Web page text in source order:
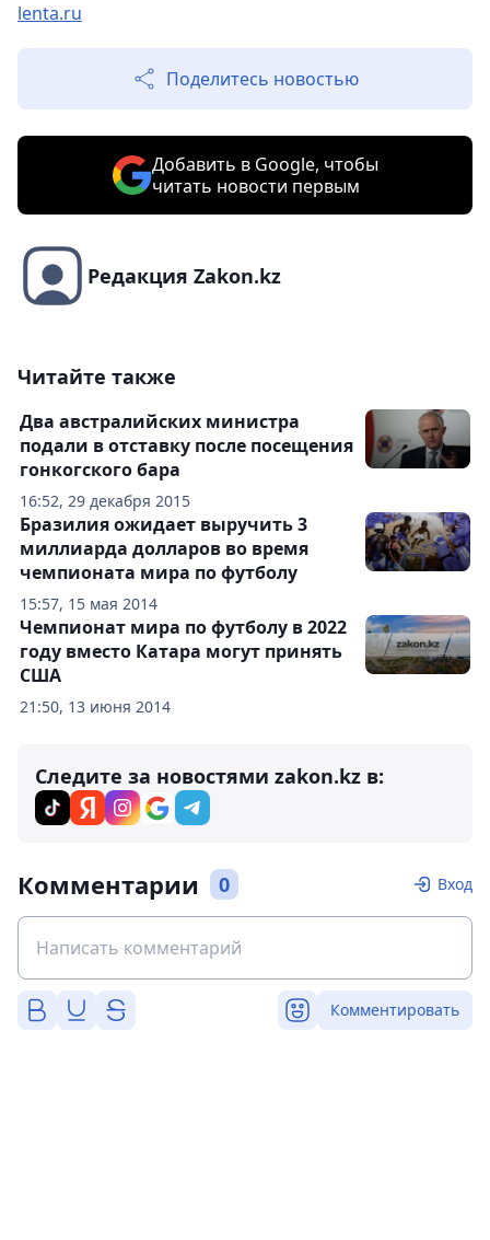
lenta.ru
Поделитесь новостью
Добавить в Google, чтобы
читать новости первым
Редакция Zakon.kz
Читайте также
16:52, 29 декабря 2015
Два австралийских министра
подали в отставку после посещения
гонкогского бара
15:57, 15 мая 2014
Бразилия ожидает выручить 3
миллиарда долларов во время
чемпионата мира по футболу
21:50, 13 июня 2014
Чемпионат мира по футболу в 2022
году вместо Катара могут принять
США
Следите за новостями zakon.kz в:
Комментарии 0 Вход
Комментировать